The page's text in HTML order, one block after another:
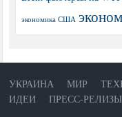
экономика США
УКРАИНА МИР
ИДЕИ
ПРЕСС-РЕЛИЗЫ